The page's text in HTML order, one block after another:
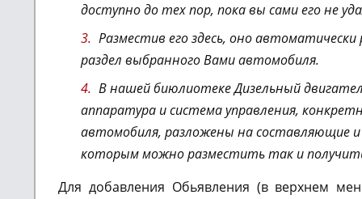
доступно до тех пор, пока вы сами его не
Разместив его здесь, оно
раздел выбранного Вами автомобиля.
В нашей биюлиотеке Дизельный
аппаратура и система управления,
автомобиля, разложены на составляющие
которым можно разместить так и
Для добавления Обьявления (в верхнем